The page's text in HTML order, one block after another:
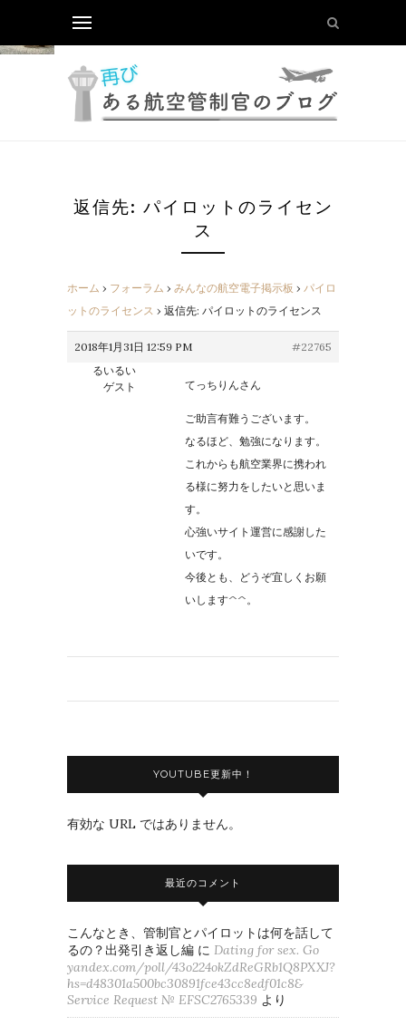
返信先: パイロットのライセン
ス
ホーム › フォーラム › みんなの航空電子掲示板 › パイロ
ットのライセンス › 返信先: パイロットのライセンス
2018年1月31日 12:59 PM
#22765
るいるい
ゲスト
てっちりんさん
ご助言有難うございます。
なるほど、勉強になります。
これからも航空業界に携われ
る様に努力をしたいと思いま
す。
心強いサイト運営に感謝した
いです。
今後とも、どうぞ宜しくお願
いします^^。
YOUTUBE更新中！
有効な URL ではありません。
最近のコメント
こんなとき、管制官とパイロットは何を話して
るの？出発引き返し編 に Dating for sex. Go
yandex.com/poll/43o224okZdReGRb1Q8PXXJ?
hs=d48301a500bc30891fce43cc8edf01c8&
Service Request № EFSC2765339 より